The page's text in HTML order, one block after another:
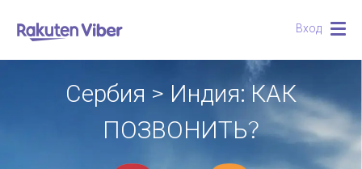
Вход
Сербия > Индия: КАК
ПОЗВОНИТЬ?